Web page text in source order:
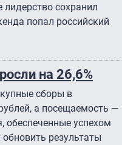
сохранил
попал российский
на 26,6%
сборы в
а посещаемость —
обеспеченные успехом
результаты